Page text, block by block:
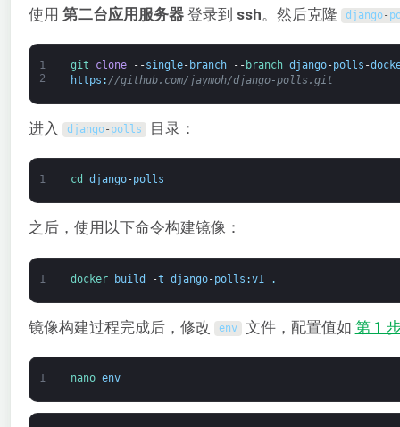
使用 第二台应用服务器 登录到 ssh。然后克隆 django-
1
2
git clone --single- branch -- branch django-polls -
https : //github.com/jaymoh/django-polls.git
进入 django- polls 目录：
1 cd django-polls
之后，使用以下命令构建镜像：
1 docker build -t django-polls :v1 .
镜像构建过程完成后，修改 env 文件，配置值如 第 1
1 nano env